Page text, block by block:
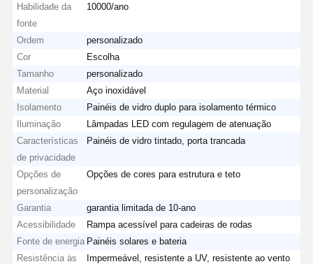
Habilidade da
fonte
10000/ano
Ordem
personalizado
Cor
Escolha
Tamanho
personalizado
Material
Aço inoxidável
Isolamento
Painéis de vidro duplo para isolamento térmico
Iluminação
Lâmpadas LED com regulagem de atenuação
Características
de privacidade
Painéis de vidro tintado, porta trancada
Opções de
personalização
Opções de cores para estrutura e teto
Garantia
garantia limitada de 10-ano
Acessibilidade
Rampa acessível para cadeiras de rodas
Fonte de energia Painéis solares e bateria
Resistência às
Impermeável, resistente a UV, resistente ao vento